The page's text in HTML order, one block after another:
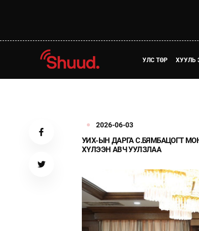
УЛС ТӨР ХУУЛЬ
2026-06-03
УИХ-ЫН ДАРГА С.БЯМБАЦОГТ
ХҮЛЭЭН АВЧ УУЛЗЛАА